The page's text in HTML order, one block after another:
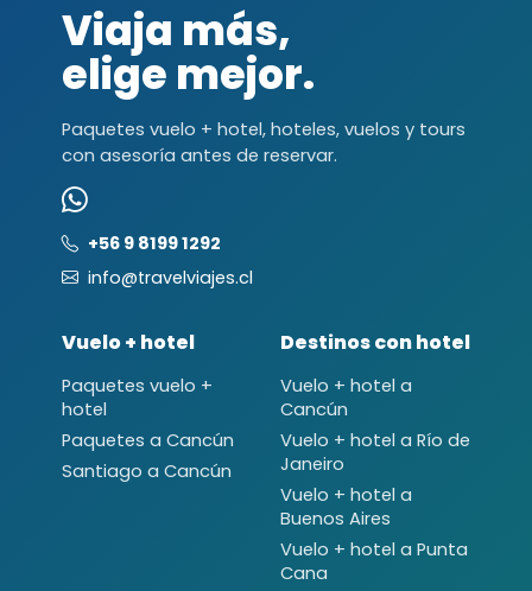
Viaja más,
elige mejor.
Paquetes vuelo + hotel, hoteles, vuelos y tours
con asesoría antes de reservar.
+56 9 8199 1292
info@travelviajes.cl
Vuelo + hotel
Paquetes vuelo +
hotel
Paquetes a Cancún
Santiago a Cancún
Destinos con hotel
Vuelo + hotel a
Cancún
Vuelo + hotel a Río de
Janeiro
Vuelo + hotel a
Buenos Aires
Vuelo + hotel a Punta
Cana